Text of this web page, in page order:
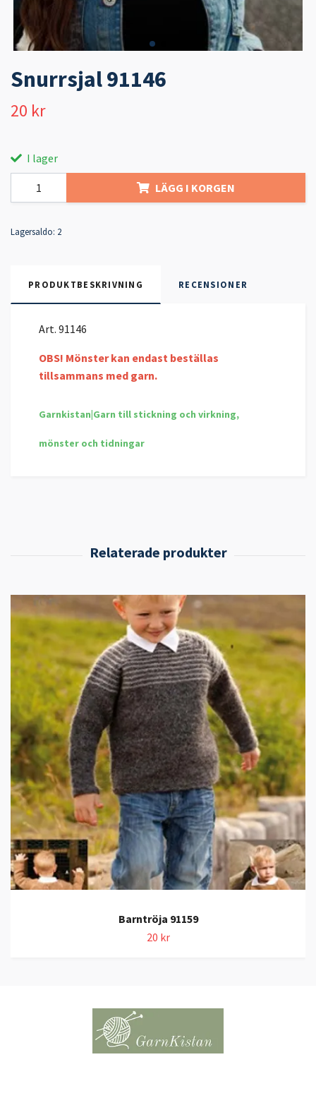
Snurrsjal 91146
20 kr
I lager
LÄGG I KORGEN
Lagersaldo: 2
PRODUKTBESKRIVNING RECENSIONER
Art. 91146
OBS! Mönster kan endast beställas
tillsammans med garn.
Garnkistan|Garn till stickning och virkning,
mönster och tidningar
Barntröja 91159
20 kr